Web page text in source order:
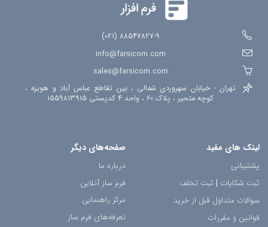
88547827-9 (021)
info@farsicom.com
sales@farsicom.com
تهران - خیابان سهروردی شمالی ، بین تقاطع عباس آباد و هویزه ،
کوچه متحیر ، پلاک 60 ، واحد 4 کدپستی 1559813915
لینک های مفید
پشتیبانی
ثبت شکایات | ثبت تخلف
سوالات متداول قبل از خرید
قوانین و مقررات
صفحه‌های دیگر
درباره ما
فرم ساز آنلاین
مرکز راهنمایی
تعرفه‌های فرم ساز